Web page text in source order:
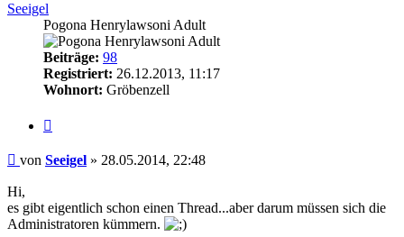
Seeigel
Pogona Henrylawsoni Adult
Beiträge: 98
Registriert: 26.12.2013, 11:17
Wohnort: Gröbenzell
Beitrag
von Seeigel » 28.05.2014, 22:48
Hi,
es gibt eigentlich schon einen Thread...aber darum müssen sich die
Administratoren kümmern.